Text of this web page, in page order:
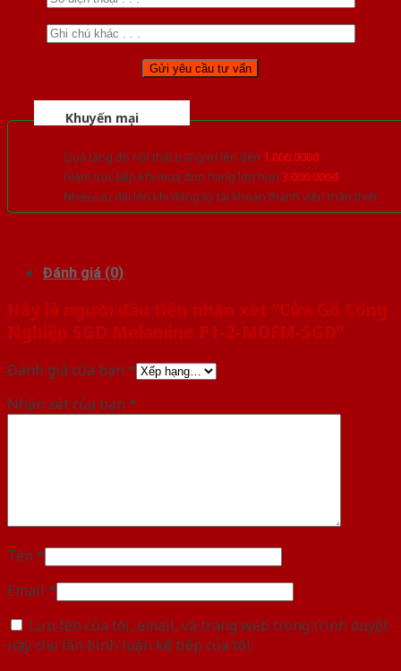
Khuyến mại
Quà tặng đồ nội thất trang trí lên đến 1.000.000đ
Giảm trực tiếp khi mua đơn hàng lớn hơn 3.000.000đ
Nhiều ưu đãi lớn khi đăng ký tài khoản thành viên thân thiết
Đánh giá (0)
Hãy là người đầu tiên nhận xét “Cửa Gỗ Công
Nghiệp SGD Melamine P1-2-MDFM-SGD”
Đánh giá của bạn *
Nhận xét của bạn *
Tên *
Email *
Lưu tên của tôi, email, và trang web trong trình duyệt
này cho lần bình luận kế tiếp của tôi.